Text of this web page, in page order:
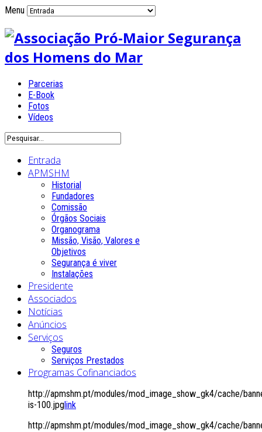
Menu
Parcerias
E-Book
Fotos
Vídeos
Entrada
APMSHM
Historial
Fundadores
Comissão
Órgãos Sociais
Organograma
Missão, Visão, Valores e
Objetivos
Segurança é viver
Instalações
Presidente
Associados
Notícias
Anúncios
Serviços
Seguros
Serviços Prestados
Programas Cofinanciados
http://apmshm.pt/modules/mod_image_show_gk4/cache/
is-100.jpglink
http://apmshm.pt/modules/mod_image_show_gk4/cache/